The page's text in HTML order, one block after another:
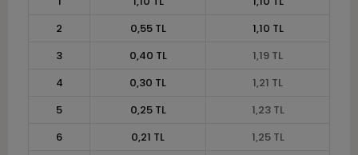
2
0,55 TL
1,10 TL
3
0,40 TL
1,19 TL
4
0,30 TL
1,21 TL
5
0,25 TL
1,23 TL
6
0,21 TL
1,25 TL